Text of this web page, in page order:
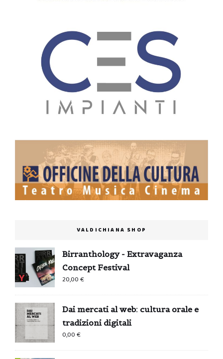
VALDICHIANA SHOP
Birranthology - Extravaganza
Concept Festival
20,00€
Dai mercati al web: cultura orale e
tradizioni digitali
0,00€